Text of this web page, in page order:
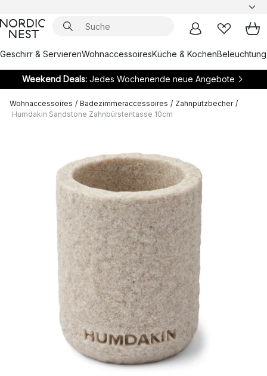
Geschirr & ServierenWohnaccessoiresKüche & KochenBeleuchtung
Weekend Deals:Jedes Wochenende neue Angebote
Wohnaccessoires / Badezimmeraccessoires / Zahnputzbecher /
Humdakin Sandstone Zahnbürstentasse 10cm